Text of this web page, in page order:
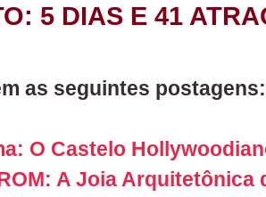
5 DIAS E 41
as seguintes postagens:
O Castelo
A Joia Arquitetônica